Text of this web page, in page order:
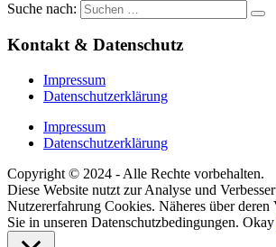
Suche nach:
Kontakt & Datenschutz
Impressum
Datenschutzerklärung
Impressum
Datenschutzerklärung
Copyright © 2024 - Alle Rechte vorbehalten.
Diese Website nutzt zur Analyse und
Nutzererfahrung Cookies. Näheres über deren
Sie in unseren Datenschutzbedingungen. Okay